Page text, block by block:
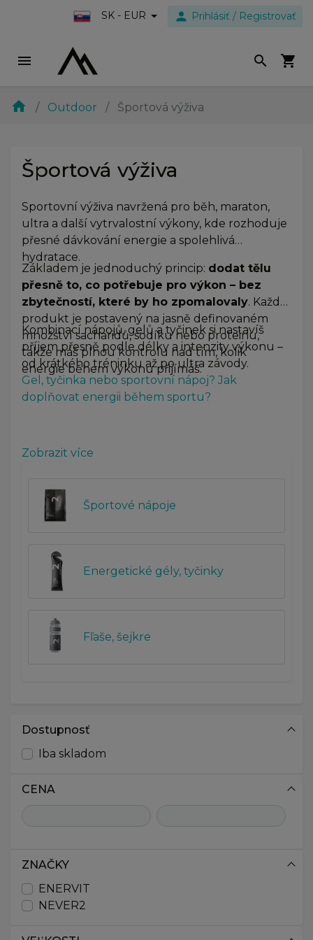
SK - EUR person Prihlásiť / Registrovať
menu search shopping_cart
home Outdoor Športová výživa
Športová výživa
Sportovní výživa navržená pro běh, maraton,
ultra a další vytrvalostní výkony, kde rozhoduje
přesné dávkování energie a spolehlivá
hydratace.
Základem je jednoduchý princip: dodat tělu
přesně to, co potřebuje pro výkon – bez
zbytečností, které by ho zpomalovaly. Každý
produkt je postavený na jasně definovaném
množství sacharidů, sodíku nebo proteinu,
takže máš plnou kontrolu nad tím, kolik
energie během výkonu přijímáš.
Kombinací nápojů, gelů a tyčinek si nastavíš
příjem přesně podle délky a intenzity výkonu –
od krátkého tréninku až po ultra závody.
Gel, tyčinka nebo sportovní nápoj? Jak
doplňovat energii během sportu?
Zobrazit více
Športové nápoje
Energetické gély, tyčinky
Fľaše, šejkre
Dostupnosť
Iba skladom
CENA
ZNAČKY
ENERVIT
NEVER2